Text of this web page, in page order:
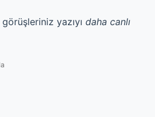
yazıyı daha canlı